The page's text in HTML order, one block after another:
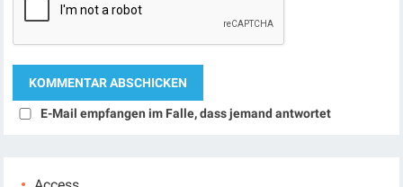
E-Mail empfangen im Falle, dass jemand antwortet